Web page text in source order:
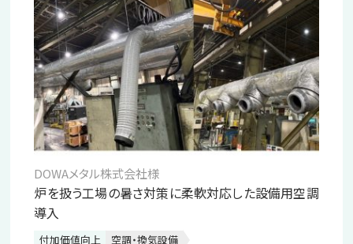
DOWAメタル株式会社様
炉を扱う工場の暑さ対策に柔軟対応した設備用空調
導入
付加価値向上 空調・換気設備